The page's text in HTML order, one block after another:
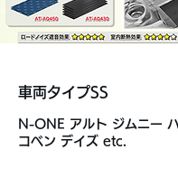
車両タイプSS
N-ONE アルト ジムニー
コベン デイズ etc.